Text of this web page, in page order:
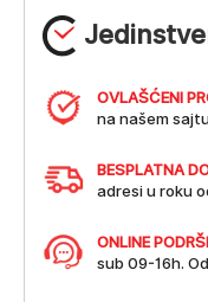
OVLAŠĆENI
na našem
BESPLATNA
adresi u roku
ONLINE
sub 09-16h.